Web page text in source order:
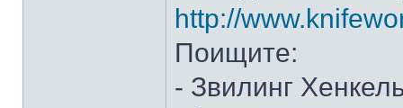
http://
Поищите:
- Звилинг